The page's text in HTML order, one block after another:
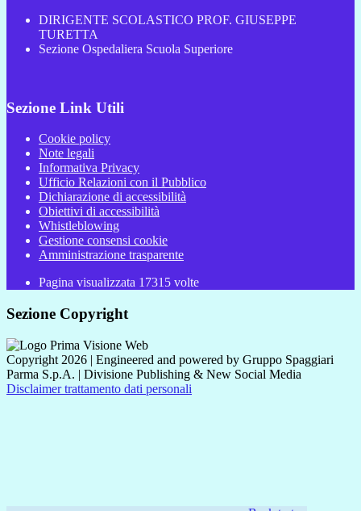
DIRIGENTE SCOLASTICO PROF. GIUSEPPE
TURETTA
Sezione Ospedaliera Scuola Superiore
Sezione Link Utili
Cookie policy
Note legali
Informativa Privacy
Ufficio Relazioni con il Pubblico
Dichiarazione di accessibilità
Obiettivi di accessibilità
Whistleblowing
Gestione consensi cookie
Amministrazione trasparente
Pagina visualizzata 17315 volte
Sezione Copyright
Copyright 2026 | Engineered and powered by Gruppo Spaggiari
Parma S.p.A. | Divisione Publishing & New Social Media
Disclaimer trattamento dati personali